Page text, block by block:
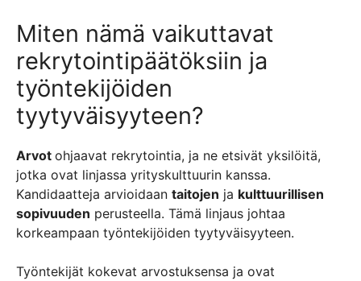
Miten nämä vaikuttavat
rekrytointipäätöksiin ja
työntekijöiden
tyytyväisyyteen?
Arvot ohjaavat rekrytointia, ja ne etsivät yksilöitä,
jotka ovat linjassa yrityskulttuurin kanssa.
Kandidaatteja arvioidaan taitojen ja kulttuurillisen
sopivuuden perusteella. Tämä linjaus johtaa
korkeampaan työntekijöiden tyytyväisyyteen.
Työntekijät kokevat arvostuksensa ja ovat